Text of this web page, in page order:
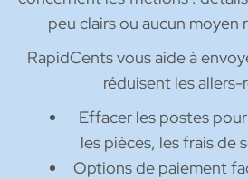
peu clairs ou aucun moyen
RapidCents vous aide à
réduisent les allers-
Effacer les postes
les pièces, les frais de
Options de paiement